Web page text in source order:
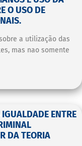
O USO DE
a utilização das
mas nao somente
ENTRE
DA TEORIA